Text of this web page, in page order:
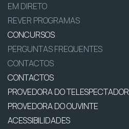
EM DIRETO
REVER PROGRAMAS
CONCURSOS
PERGUNTAS FREQUENTES
CONTACTOS
CONTACTOS
PROVEDORA DO TELESPECTADOR
PROVEDORA DO OUVINTE
ACESSIBILIDADES